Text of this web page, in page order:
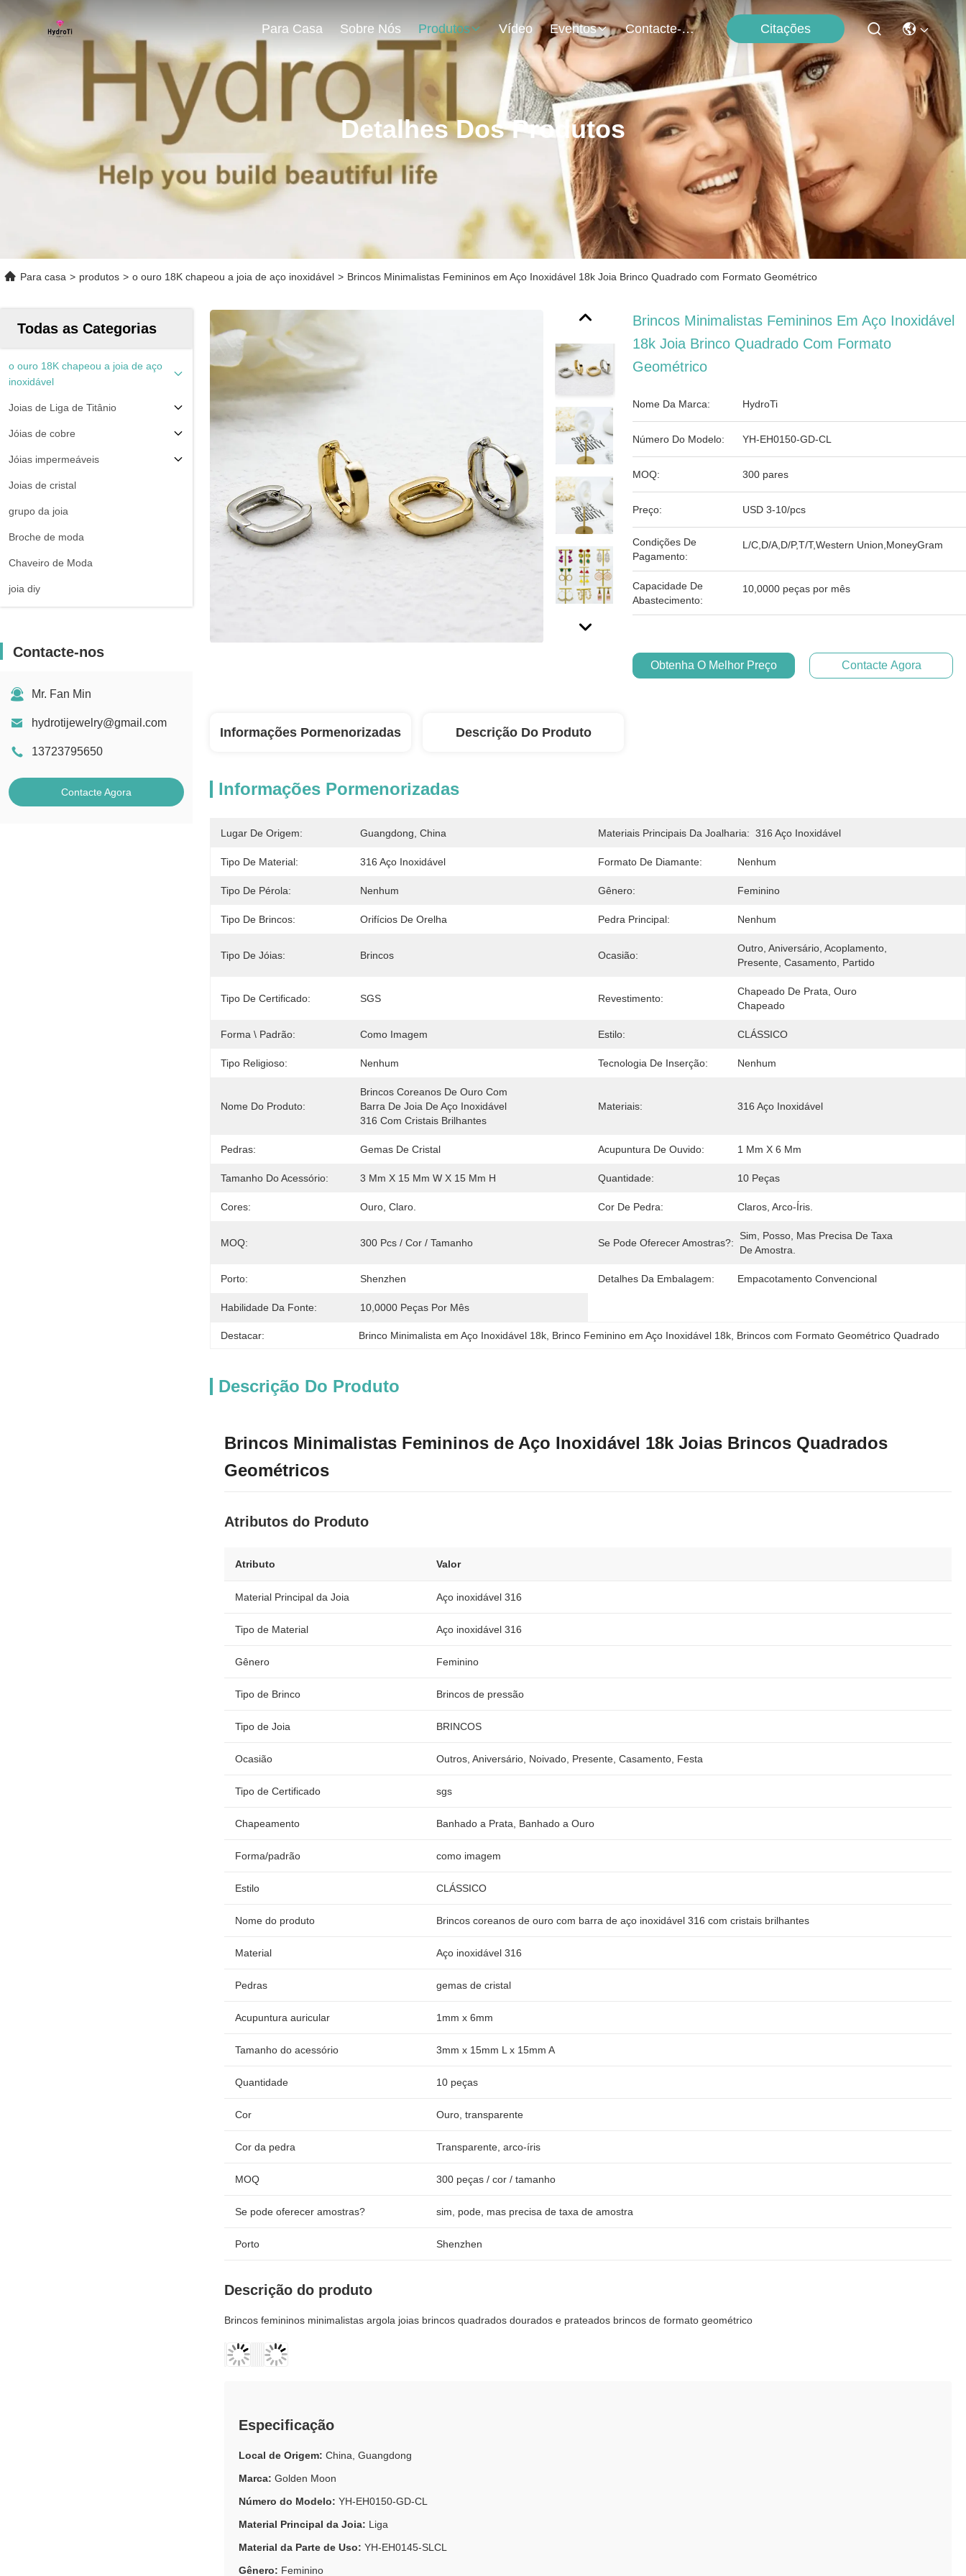
Para Casa Sobre Nós Produtos Vídeo Eventos Contacte-Nos Citações
Detalhes Dos Produtos
Para casa > produtos > o ouro 18K chapeou a joia de aço inoxidável > Brincos Minimalistas Femininos em Aço Inoxidável 18k Joia Brinco Quadrado com Formato Geométrico
Todas as Categorias
o ouro 18K chapeou a joia de aço
inoxidável
Joias de Liga de Titânio
Jóias de cobre
Jóias impermeáveis
Joias de cristal
grupo da joia
Broche de moda
Chaveiro de Moda
joia diy
Contacte-nos
Mr. Fan Min
hydrotijewelry@gmail.com
13723795650
Contacte Agora
Brincos Minimalistas Femininos Em Aço Inoxidável
18k Joia Brinco Quadrado Com Formato
Geométrico
Nome Da Marca: HydroTi
Número Do Modelo: YH-EH0150-GD-CL
MOQ: 300 pares
Preço: USD 3-10/pcs
Condições De
Pagamento:
L/C,D/A,D/P,T/T,Western Union,MoneyGram
Capacidade De
Abastecimento:
10,0000 peças por mês
Obtenha O Melhor Preço Contacte Agora
Informações Pormenorizadas Descrição Do Produto
Informações Pormenorizadas
Lugar De Origem: Guangdong, China Materiais Principais Da Joalharia: 316 Aço Inoxidável
Tipo De Material: 316 Aço Inoxidável Formato De Diamante: Nenhum
Tipo De Pérola: Nenhum Gênero: Feminino
Tipo De Brincos: Orifícios De Orelha Pedra Principal: Nenhum
Tipo De Jóias: Brincos Ocasião:
Outro, Aniversário, Acoplamento,
Presente, Casamento, Partido
Tipo De Certificado: SGS Revestimento:
Chapeado De Prata, Ouro
Chapeado
Forma \ Padrão: Como Imagem Estilo: CLÁSSICO
Tipo Religioso: Nenhum Tecnologia De Inserção: Nenhum
Nome Do Produto:
Brincos Coreanos De Ouro Com
Barra De Joia De Aço Inoxidável
316 Com Cristais Brilhantes
Materiais: 316 Aço Inoxidável
Pedras: Gemas De Cristal Acupuntura De Ouvido: 1 Mm X 6 Mm
Tamanho Do Acessório: 3 Mm X 15 Mm W X 15 Mm H Quantidade: 10 Peças
Cores: Ouro, Claro. Cor De Pedra: Claros, Arco-Íris.
MOQ: 300 Pcs / Cor / Tamanho Se Pode Oferecer Amostras?:
Sim, Posso, Mas Precisa De Taxa
De Amostra.
Porto: Shenzhen Detalhes Da Embalagem: Empacotamento Convencional
Habilidade Da Fonte: 10,0000 Peças Por Mês
Destacar: Brinco Minimalista em Aço Inoxidável 18k Brinco Feminino em Aço Inoxidável 18k Brincos com Formato Geométrico Quadrado
Descrição Do Produto
Brincos Minimalistas Femininos de Aço Inoxidável 18k Joias Brincos Quadrados
Geométricos
Atributos do Produto
Atributo Valor
Material Principal da Joia Aço inoxidável 316
Tipo de Material Aço inoxidável 316
Gênero Feminino
Tipo de Brinco Brincos de pressão
Tipo de Joia BRINCOS
Ocasião Outros, Aniversário, Noivado, Presente, Casamento, Festa
Tipo de Certificado sgs
Chapeamento Banhado a Prata, Banhado a Ouro
Forma/padrão como imagem
Estilo CLÁSSICO
Nome do produto Brincos coreanos de ouro com barra de aço inoxidável 316 com cristais brilhantes
Material Aço inoxidável 316
Pedras gemas de cristal
Acupuntura auricular 1mm x 6mm
Tamanho do acessório 3mm x 15mm L x 15mm A
Quantidade 10 peças
Cor Ouro, transparente
Cor da pedra Transparente, arco-íris
MOQ 300 peças / cor / tamanho
Se pode oferecer amostras? sim, pode, mas precisa de taxa de amostra
Porto Shenzhen
Descrição do produto
Brincos femininos minimalistas argola joias brincos quadrados dourados e prateados brincos de formato geométrico
Especificação
Local de Origem: China, Guangdong
Marca: Golden Moon
Número do Modelo: YH-EH0150-GD-CL
Material Principal da Joia: Liga
Material da Parte de Uso: YH-EH0145-SLCL
Gênero: Feminino